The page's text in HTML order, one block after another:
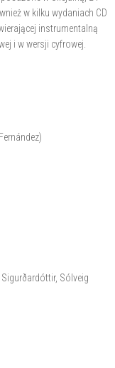
w kilku wydaniach CD
instrumentalną
i w wersji cyfrowej.
Sólveig